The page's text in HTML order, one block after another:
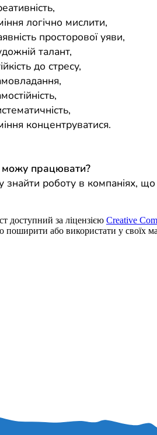
логічно мислити,
просторової уяви,
талант,
до стресу,
концентруватися.
працювати?
роботу в компаніях,
доступний за ліцензією Creative
поширити або використати у своїх